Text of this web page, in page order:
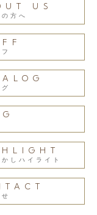
US
方へ
しハイライト